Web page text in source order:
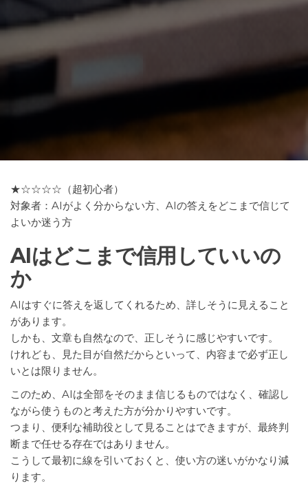
★☆☆☆☆（超初心者）
対象者：AIがよく分からない方、AIの答えをどこまで信じて
よいか迷う方
AIはどこまで信用していいの
か
AIはすぐに答えを返してくれるため、詳しそうに見えること
があります。
しかも、文章も自然なので、正しそうに感じやすいです。
けれども、見た目が自然だからといって、内容まで必ず正し
いとは限りません。
このため、AIは全部をそのまま信じるものではなく、確認し
ながら使うものと考えた方が分かりやすいです。
つまり、便利な補助役として見ることはできますが、最終判
断まで任せる存在ではありません。
こうして最初に線を引いておくと、使い方の迷いがかなり減
ります。